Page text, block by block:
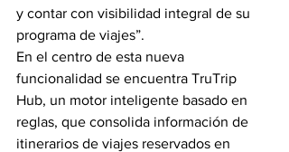
y contar con visibilidad integral de su
programa de viajes”.
En el centro de esta nueva
funcionalidad se encuentra TruTrip
Hub, un motor inteligente basado en
reglas, que consolida información de
itinerarios de viajes reservados en